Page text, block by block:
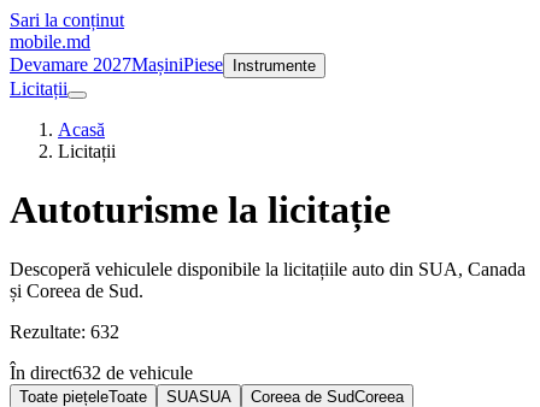
Sari la conținut
mobile.md
Devamare 2027MașiniPiese Instrumente
Licitații
Acasă
Licitații
Autoturisme la licitație
Descoperă vehiculele disponibile la licitațiile auto din SUA, Canada
și Coreea de Sud.
Rezultate: 632
În direct632 de vehicule
Toate piețeleToate SUASUA Coreea de SudCoreea